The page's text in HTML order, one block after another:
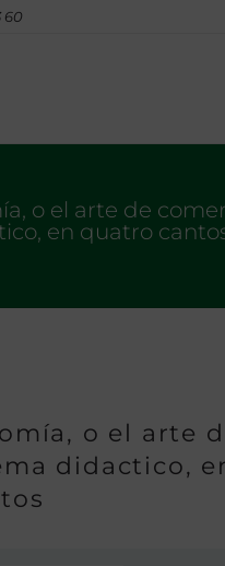
60
o el arte de
en quatro
o el arte
didactico,